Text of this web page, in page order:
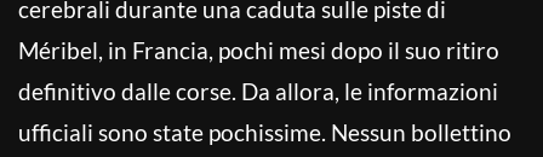
cerebrali durante una caduta sulle piste di
Méribel, in Francia, pochi mesi dopo il suo ritiro
definitivo dalle corse. Da allora, le informazioni
ufficiali sono state pochissime. Nessun bollettino